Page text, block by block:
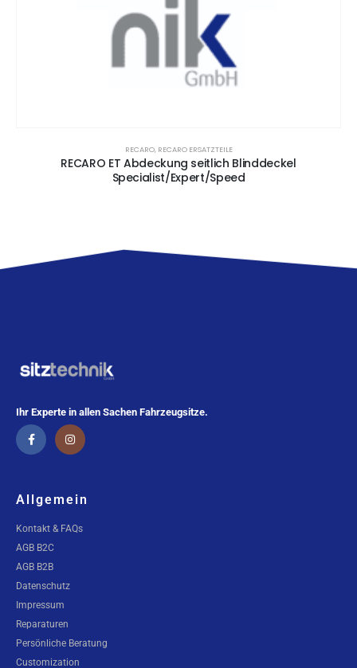
RECARO, RECARO ERSATZTEILE
RECARO ET Abdeckung seitlich Blinddeckel
Specialist/Expert/Speed
Ihr Experte in allen Sachen Fahrzeugsitze.
Allgemein
Kontakt & FAQs
AGB B2C
AGB B2B
Datenschutz
Impressum
Reparaturen
Persönliche Beratung
Customization